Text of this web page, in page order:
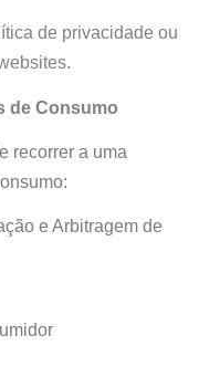
de privacidade ou
de Consumo
recorrer a uma
e Arbitragem de